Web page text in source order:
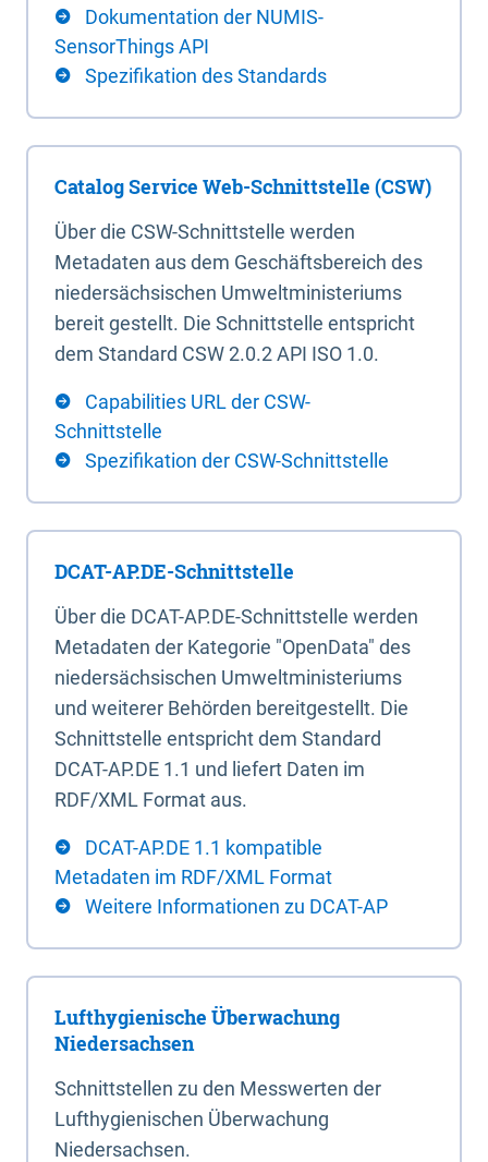
Dokumentation der NUMIS-
SensorThings API
Spezifikation des Standards
Catalog Service Web-Schnittstelle (CSW)
Über die CSW-Schnittstelle werden
Metadaten aus dem Geschäftsbereich des
niedersächsischen Umweltministeriums
bereit gestellt. Die Schnittstelle entspricht
dem Standard CSW 2.0.2 API ISO 1.0.
Capabilities URL der CSW-
Schnittstelle
Spezifikation der CSW-Schnittstelle
DCAT-AP.DE-Schnittstelle
Über die DCAT-AP.DE-Schnittstelle werden
Metadaten der Kategorie "OpenData" des
niedersächsischen Umweltministeriums
und weiterer Behörden bereitgestellt. Die
Schnittstelle entspricht dem Standard
DCAT-AP.DE 1.1 und liefert Daten im
RDF/XML Format aus.
DCAT-AP.DE 1.1 kompatible
Metadaten im RDF/XML Format
Weitere Informationen zu DCAT-AP
Lufthygienische Überwachung
Niedersachsen
Schnittstellen zu den Messwerten der
Lufthygienischen Überwachung
Niedersachsen.